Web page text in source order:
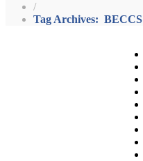
/
Tag Archives: BECCS